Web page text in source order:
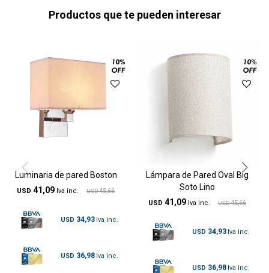
Productos que te pueden interesar
Luminaria de pared Boston
USD 41,09 USD 45,66
USD 34,93
USD 36,98
Lámpara de Pared Oval Big
Soto Lino
USD 41,09 USD 45,66
USD 34,93
USD 36,98